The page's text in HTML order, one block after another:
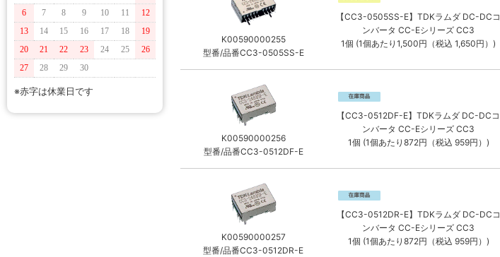
6
7 8 9 10 11
12
13
14 15 16 17 18
19
20
21 22 23 24 25
26
27
28 29 30
※赤字は休業日です
K00590000255
型番/品番CC3-0505SS-E
【CC3-0505SS-E】TDKラムダ DC-DCコ
ンバータ CC-Eシリーズ CC3
1個 (1個あたり1,500円（税込 1,650円）)
K00590000256
型番/品番CC3-0512DF-E
【CC3-0512DF-E】TDKラムダ DC-DCコ
ンバータ CC-Eシリーズ CC3
1個 (1個あたり872円（税込 959円）)
K00590000257
型番/品番CC3-0512DR-E
【CC3-0512DR-E】TDKラムダ DC-DCコ
ンバータ CC-Eシリーズ CC3
1個 (1個あたり872円（税込 959円）)